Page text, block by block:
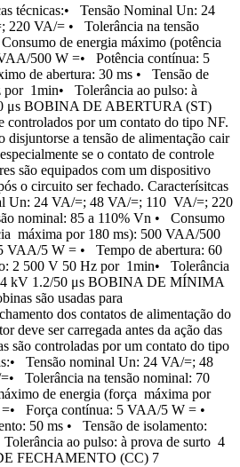
técnicas:• Tensão Nominal Un: 24
VA/= • Tolerância na tensão
de energia máximo (potência
500 W =• Potência contínua: 5
de abertura: 30 ms • Tensão de
1min• Tolerância ao pulso: à
μs BOBINA DE ABERTURA (ST)
controlados por um contato do tipo NF.
disjuntorse a tensão de alimentação cair
se o contato de controle
são equipados com um dispositivo
o circuito ser fechado. Caracterísitcas
Un: 24 VA/=; 48 VA/=; 110 VA/=; 220
nominal: 85 a 110% Vn • Consumo
máxima por 180 ms): 500 VAA/500
VAA/5 W = • Tempo de abertura: 60
2 500 V 50 Hz por 1min• Tolerância
4 kV 1.2/50 μs BOBINA DE MÍNIMA
são usadas para
dos contatos de alimentação do
deve ser carregada antes da ação das
são controladas por um contato do tipo
Tensão nominal Un: 24 VA/=; 48
Tolerância na tensão nominal: 70
de energia (força máxima por
Força contínua: 5 VAA/5 W = •
50 ms • Tensão de isolamento:
ao pulso: à prova de surto 4
FECHAMENTO (CC) 7